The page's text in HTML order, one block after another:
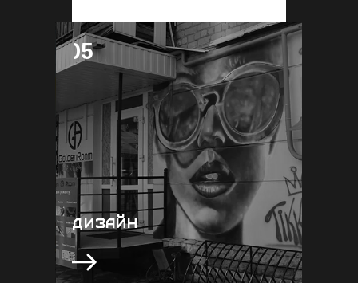
05
ДИЗАЙН
05
Стильний та атмосферний дизайн - це
місце куди хочеться повернутись, та
проводити більше часу. Ми знаємо як
зробити так, щоб справити враження с
першого погляду. Зробимо яскравий
та неперевершений візуал, який
закохає у себе надовго